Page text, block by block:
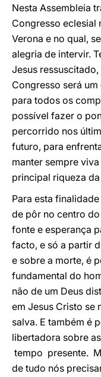
Nesta Assembleia
Congresso eclesial
Verona e no qual,
alegria de intervir.
Jesus
Congresso será
para todos os
possível fazer o
percorrido nos
futuro, para
manter sempre
principal riqueza
Para esta
de pôr no centro
fonte e esperança
facto, e só a partir
e sobre a morte, é
fundamental do
não de um Deus
em Jesus Cristo se
salva. E também é
libertadora sobre
tempo presente.
de tudo nós